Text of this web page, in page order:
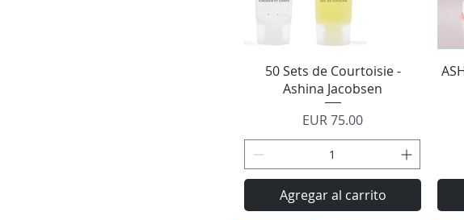
Vista rápida
50 Sets de Courtoisie -
Ashina Jacobsen
Precio
EUR 75.00
Agregar al carrito